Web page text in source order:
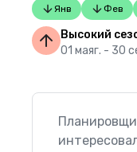
Янв Фев
Высокий
01 маяг. - 30